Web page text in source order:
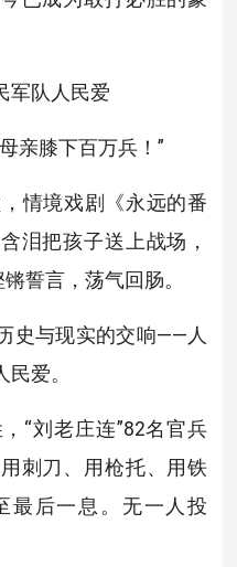
军队人民爱
膝下百万兵！”
境戏剧《永远的番
泪把孩子送上战场，
誓言，荡气回肠。
与现实的交响——人
爱。
刘老庄连”82名官兵
刺刀、用枪托、用铁
最后一息。无一人投